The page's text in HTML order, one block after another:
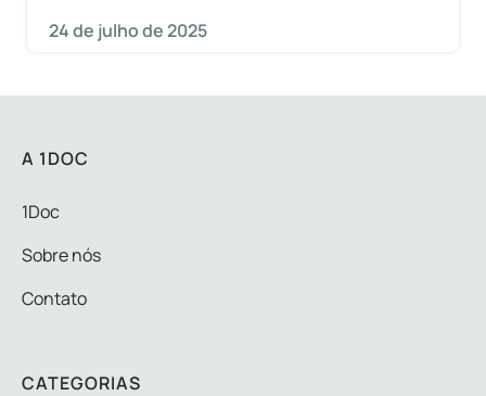
24 de julho de 2025
A 1DOC
1Doc
Sobre nós
Contato
CATEGORIAS